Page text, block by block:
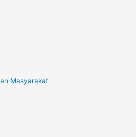
Masyarakat